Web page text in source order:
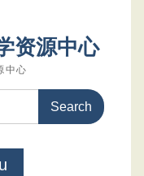
资源中心
中心